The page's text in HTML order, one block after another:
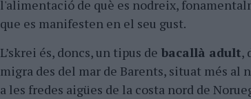
l'alimentació de què es nodreix,
que es manifesten en el seu gust.
L’skrei és, doncs, un tipus de bacallà adult,
migra des del mar de Barents, situat més al
a les fredes aigües de la costa nord de